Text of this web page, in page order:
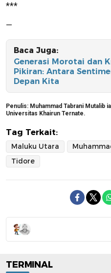
***
—
Baca Juga:
Generasi Morotai dan
Pikiran: Antara
Depan Kita
Penulis: Muhammad Tabrani Mutalib
Universitas Khairun Ternate.
Tag Terkait:
Maluku Utara
Tidore
TERMINAL